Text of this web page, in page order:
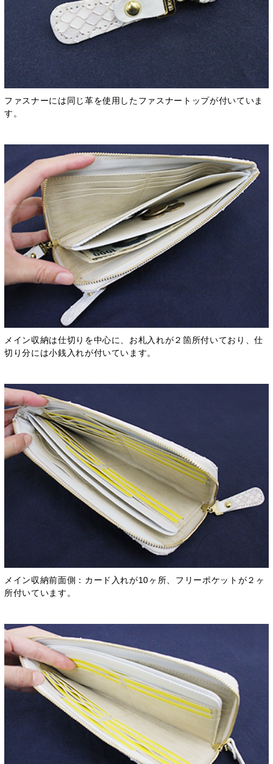
ファスナーには同じ革を使用したファスナートップが付いていま
す。
メイン収納は仕切りを中心に、お札入れが２箇所付いており、仕
切り分には小銭入れが付いています。
メイン収納前面側：カード入れが10ヶ所、フリーポケットが２ヶ
所付いています。